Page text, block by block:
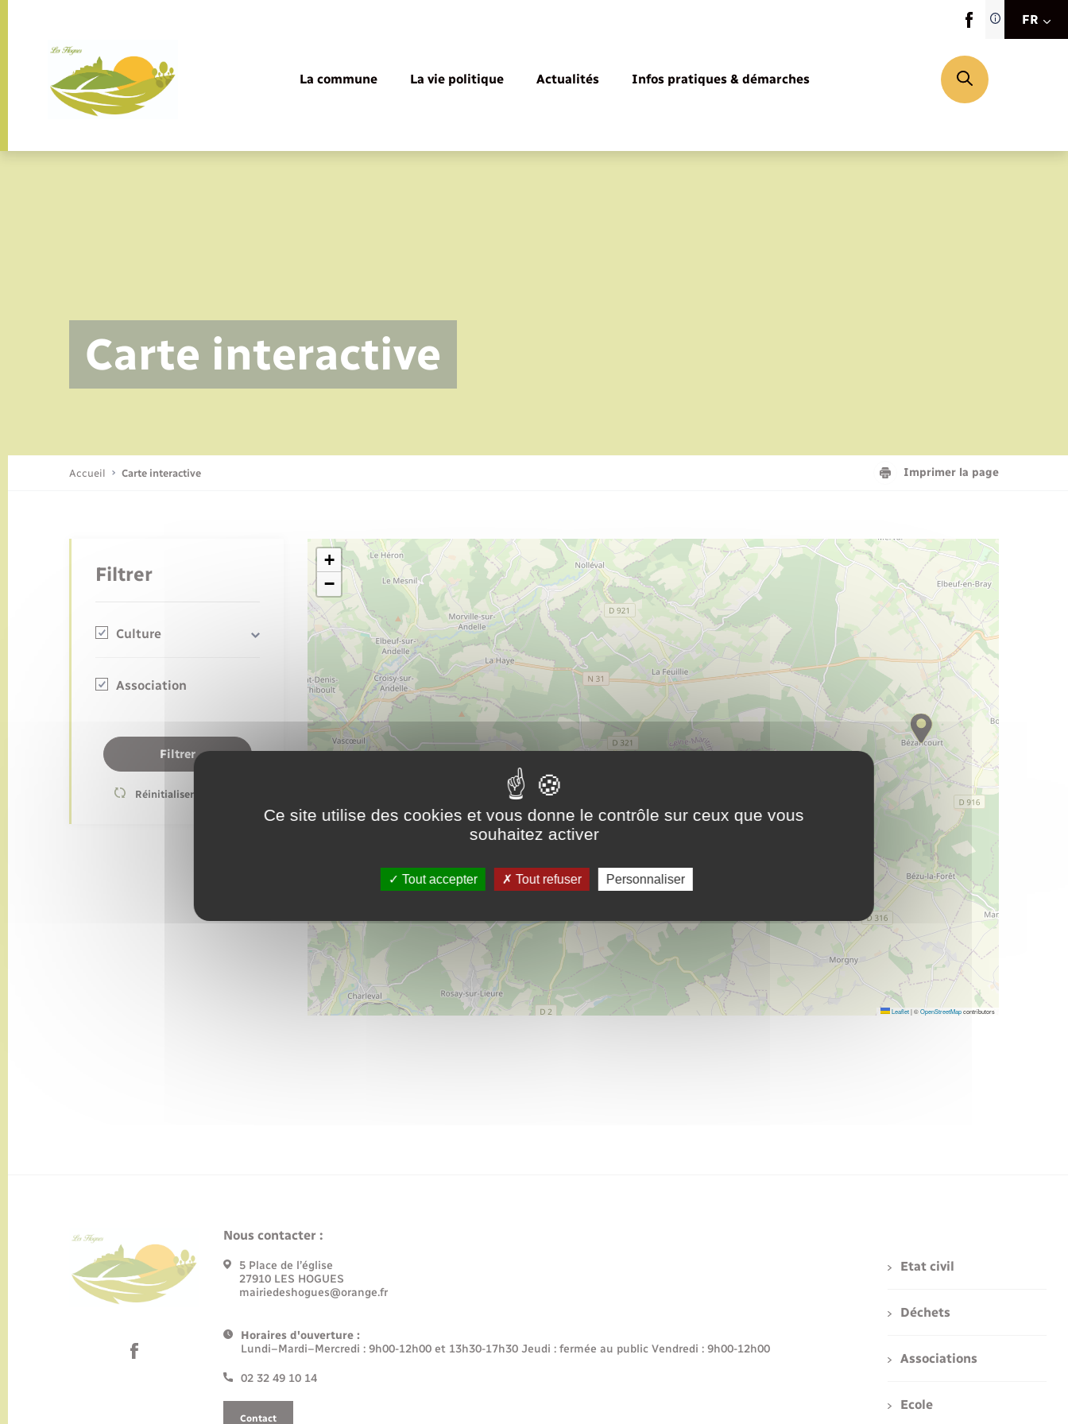
Traduction
siteFR
La commune La vie politique Actualités Infos pratiques & démarches
Carte interactive
Accueil Carte interactive Imprimer la page
Filtrer
Culture
Association
Filtrer
Réinitialiser les filtres
+
−
Leaflet|©OpenStreetMapcontributors
Nous contacter :
5 Place de l’église
27910 LES HOGUES
mairiedeshogues@orange.fr
Horaires d'ouverture :
Lundi–Mardi–Mercredi : 9h00-12h00 et 13h30-17h30 Jeudi : fermée au public Vendredi : 9h00-12h00
02 32 49 10 14
Contact
Etat civil
Déchets
Associations
Ecole
Ce site utilise des cookies et vous donne le contrôle sur ceux que vous
souhaitez activer
Tout accepter Tout refuser Personnaliser